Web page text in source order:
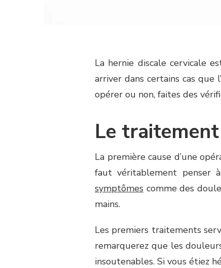
La hernie discale cervicale
arriver dans certains cas que
opérer ou non, faites des
Le
La première cause d’une
faut véritablement penser
symptômes comme des
mains.
Les premiers traitements
remarquerez que les
insoutenables. Si vous étiez